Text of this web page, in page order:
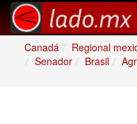
Canadá
Regional
Senador
Brasil